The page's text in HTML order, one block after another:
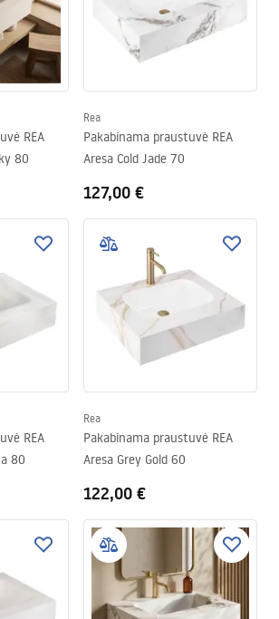
REA
80
Rea
Pakabinama praustuvė REA
Aresa Cold Jade 70
127,00 €
REA
80
Rea
Pakabinama praustuvė REA
Aresa Grey Gold 60
122,00 €